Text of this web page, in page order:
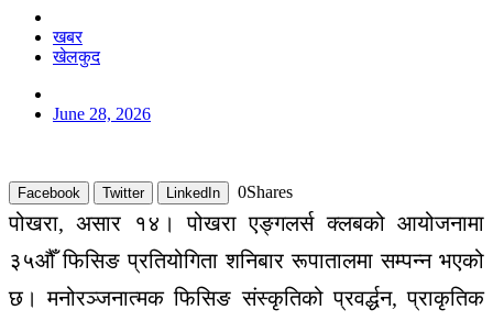
खबर
खेलकुद
June 28, 2026
Facebook Twitter LinkedIn 0Shares
पोखरा, असार १४।
पोखरा एङ्गलर्स क्लबको आयोजनामा
३५औँ फिसिङ प्रतियोगिता शनिबार रूपातालमा सम्पन्न भएको
छ। मनोरञ्जनात्मक फिसिङ संस्कृतिको प्रवर्द्धन, प्राकृतिक